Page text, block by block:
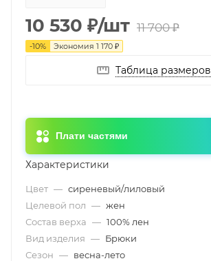
10 530 ₽/шт 11 700₽
-10% Экономия 1 170 ₽
Таблица размеров
Плати частями
Характеристики
Цвет — сиреневый/лиловый
Целевой пол — жен
Состав верха — 100% лен
Вид изделия — Брюки
Сезон — весна-лето